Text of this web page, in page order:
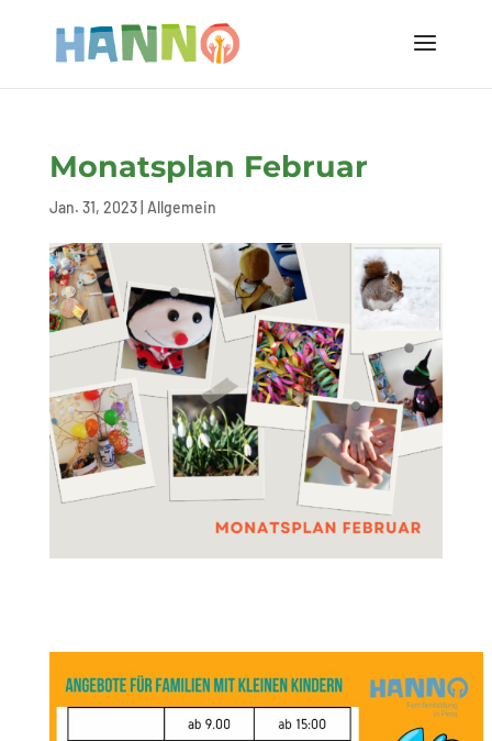
Monatsplan Februar
Jan. 31, 2023| Allgemein